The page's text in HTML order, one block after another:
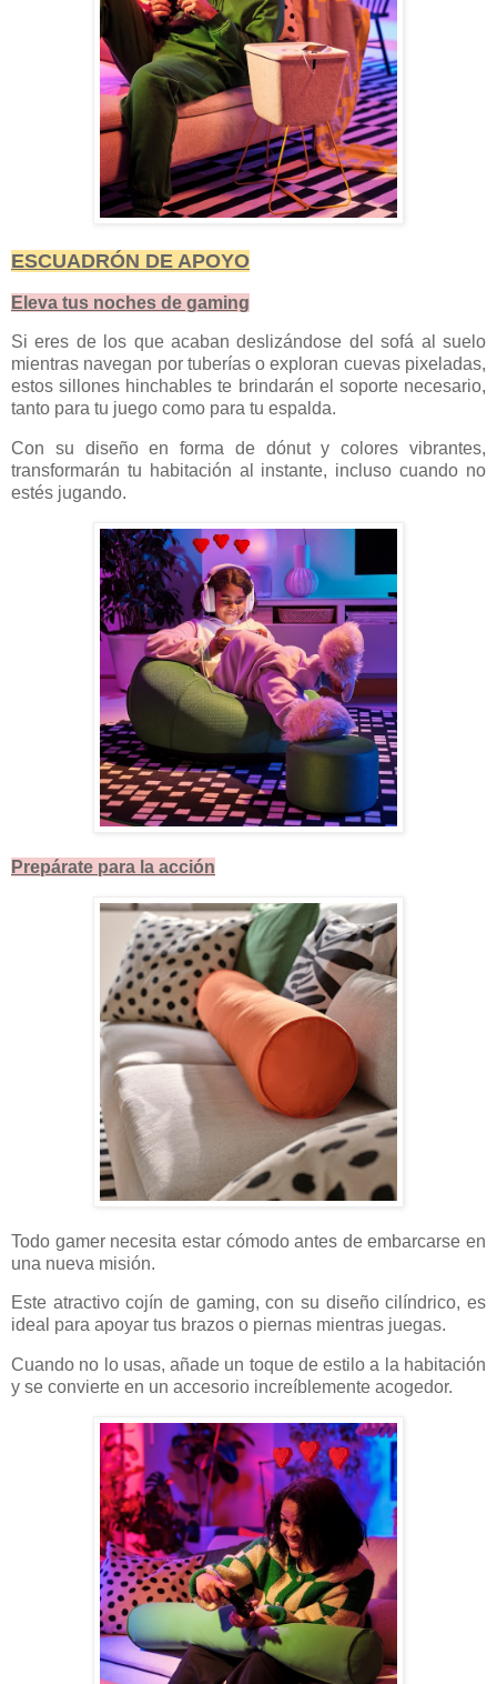
ESCUADRÓN DE APOYO
Eleva tus noches de gaming
Si eres de los que acaban deslizándose del sofá al suelo
mientras navegan por tuberías o exploran cuevas pixeladas,
estos sillones hinchables te brindarán el soporte necesario,
tanto para tu juego como para tu espalda.
Con su diseño en forma de dónut y colores vibrantes,
transformarán tu habitación al instante, incluso cuando no
estés jugando.
Prepárate para la acción
Todo gamer necesita estar cómodo antes de embarcarse en
una nueva misión.
Este atractivo cojín de gaming, con su diseño cilíndrico, es
ideal para apoyar tus brazos o piernas mientras juegas.
Cuando no lo usas, añade un toque de estilo a la habitación
y se convierte en un accesorio increíblemente acogedor.